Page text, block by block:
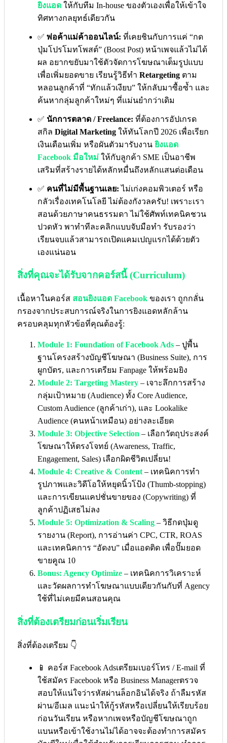
ยิงแอด ให้กับทีม In-house ของตัวเองเพื่อให้เข้าใจ
ทิศทางกลยุทธ์เดียวกัน
✅ พ่อค้าแม่ค้าออนไลน์: ที่เคยชินกับการแค่ “กด
ปุ่มโปรโมทโพสต์” (Boost Post) หน้าเพจแล้วไม่ได้
ผล อยากขยับมาใช้ตัวจัดการโฆษณาเต็มรูปแบบ
เพื่อเพิ่มยอดขาย เรียนรู้วิธีทำ Retargeting ตาม
หลอนลูกค้าที่ “ทักแล้วเงียบ” ให้กลับมาซื้อซ้ำ และ
ค้นหากลุ่มลูกค้าใหม่ๆ ที่แม่นยำกว่าเดิม
✅ นักการตลาด / Freelance: ที่ต้องการอัปเกรด
สกิล Digital Marketing ให้ทันโลกปี 2026 เพื่อเรียก
เงินเดือนเพิ่ม หรือผันตัวมารับงาน ยิงแอด
Facebook มือใหม่ ให้กับลูกค้า SME เป็นอาชีพ
เสริมที่สร้างรายได้หลักหมื่นถึงหลักแสนต่อเดือน
✅ คนที่ไม่มีพื้นฐานเลย: ไม่เก่งคอมพิวเตอร์ หรือ
กลัวเรื่องเทคโนโลยี ไม่ต้องกังวลครับ! เพราะเรา
สอนด้วยภาษาคนธรรมดา ไม่ใช้ศัพท์เทคนิคชวน
ปวดหัว พาทำทีละคลิกแบบจับมือทำ รับรองว่า
เรียนจบแล้วสามารถเปิดแคมเปญแรกได้ด้วยตัว
เองแน่นอน
สิ่งที่คุณจะได้รับจากคอร์สนี้ (Curriculum)
เนื้อหาในคอร์ส สอนยิงแอด Facebook ของเรา ถูกกลั่น
กรองจากประสบการณ์จริงในการยิงแอดหลักล้าน
ครอบคลุมทุกหัวข้อที่คุณต้องรู้:
Module 1: Foundation of Facebook Ads – ปูพื้น
ฐานโครงสร้างบัญชีโฆษณา (Business Suite), การ
ผูกบัตร, และการเตรียม Fanpage ให้พร้อมยิง
Module 2: Targeting Mastery – เจาะลึกการสร้าง
กลุ่มเป้าหมาย (Audience) ทั้ง Core Audience,
Custom Audience (ลูกค้าเก่า), และ Lookalike
Audience (คนหน้าเหมือน) อย่างละเอียด
Module 3: Objective Selection – เลือกวัตถุประสงค์
โฆษณาให้ตรงโจทย์ (Awareness, Traffic,
Engagement, Sales) เลือกผิดชีวิตเปลี่ยน!
Module 4: Creative & Content – เทคนิคการทำ
รูปภาพและวิดีโอให้หยุดนิ้วโป้ง (Thumb-stopping)
และการเขียนแคปชั่นขายของ (Copywriting) ที่
ลูกค้าปฏิเสธไม่ลง
Module 5: Optimization & Scaling – วิธีกดปุ่มดู
รายงาน (Report), การอ่านค่า CPC, CTR, ROAS
และเทคนิคการ “อัดงบ” เมื่อแอดติด เพื่อปั๊มยอด
ขายคูณ 10
Bonus: Agency Optimize – เทคนิคการวิเคราะห์
และวัดผลการทำโฆษณาแบบเดียวกันกับที่ Agency
ใช้ที่ไม่เคยมีคนสอนคุณ
สิ่งที่ต้องเตรียมก่อนเริ่มเรียน
สิ่งที่ต้องเตรียม 👇
📱 คอร์ส Facebook Adsเตรียมเบอร์โทร / E-mail ที่
ใช้สมัคร Facebook หรือ Business Managerตรวจ
สอบให้แน่ใจว่ารหัสผ่านล็อกอินได้จริง ถ้าลืมรหัส
ผ่าน/อีเมล แนะนำให้กู้รหัสหรือเปลี่ยนให้เรียบร้อย
ก่อนวันเรียน หรือหากเพจหรือบัญชีโฆษณาถูก
แบนหรือเข้าใช้งานไม่ได้อาจจะต้องทำการสมัคร